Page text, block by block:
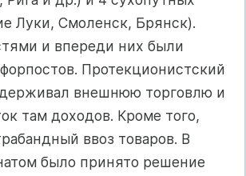
Луки, Смоленск, Брянск).
и впереди них были
Протекционистский
внешнюю торговлю и
там доходов. Кроме того,
ввоз товаров. В
было принято решение